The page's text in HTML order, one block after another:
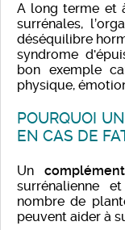
A long terme et
surrénales,
déséquilibre
syndrome
bon exemple
physique,
POURQUOI
EN CAS DE
Un
surrénalienne et
nombre de
peuvent aider à